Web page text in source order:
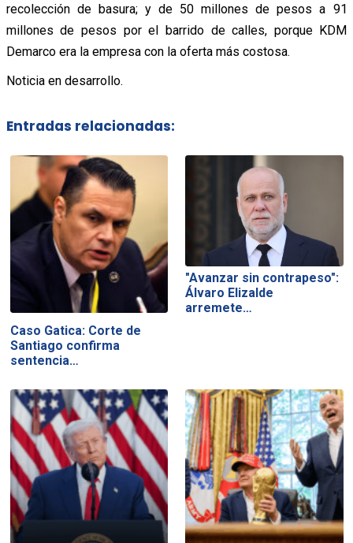
recolección de basura; y de 50 millones de pesos a 91
millones de pesos por el barrido de calles, porque KDM
Demarco era la empresa con la oferta más costosa.
Noticia en desarrollo.
Entradas relacionadas:
Caso Gatica: Corte de
Santiago confirma
sentencia…
"Avanzar sin contrapeso":
Álvaro Elizalde
arremete…